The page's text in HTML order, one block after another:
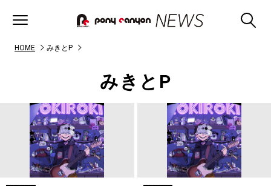
HOME みきとP
みきとP